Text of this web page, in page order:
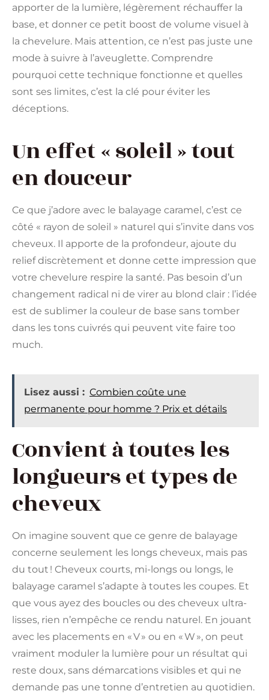
apporter de la lumière, légèrement réchauffer la
base, et donner ce petit boost de volume visuel à
la chevelure. Mais attention, ce n’est pas juste une
mode à suivre à l’aveuglette. Comprendre
pourquoi cette technique fonctionne et quelles
sont ses limites, c’est la clé pour éviter les
déceptions.
Un effet « soleil » tout
en douceur
Ce que j’adore avec le balayage caramel, c’est ce
côté « rayon de soleil » naturel qui s’invite dans vos
cheveux. Il apporte de la profondeur, ajoute du
relief discrètement et donne cette impression que
votre chevelure respire la santé. Pas besoin d’un
changement radical ni de virer au blond clair : l’idée
est de sublimer la couleur de base sans tomber
dans les tons cuivrés qui peuvent vite faire too
much.
Lisez aussi : Combien coûte une
permanente pour homme ? Prix et détails
Convient à toutes les
longueurs et types de
cheveux
On imagine souvent que ce genre de balayage
concerne seulement les longs cheveux, mais pas
du tout ! Cheveux courts, mi-longs ou longs, le
balayage caramel s’adapte à toutes les coupes. Et
que vous ayez des boucles ou des cheveux ultra-
lisses, rien n’empêche ce rendu naturel. En jouant
avec les placements en « V » ou en « W », on peut
vraiment moduler la lumière pour un résultat qui
reste doux, sans démarcations visibles et qui ne
demande pas une tonne d’entretien au quotidien.